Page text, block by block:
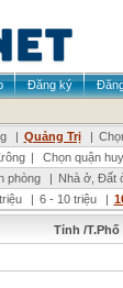
Đăng ký
| Quảng Trị |
|
Chọn quận
phòng | Nhà ở, Đất
| 6 - 10 triệu |
Tỉnh /T.Phố